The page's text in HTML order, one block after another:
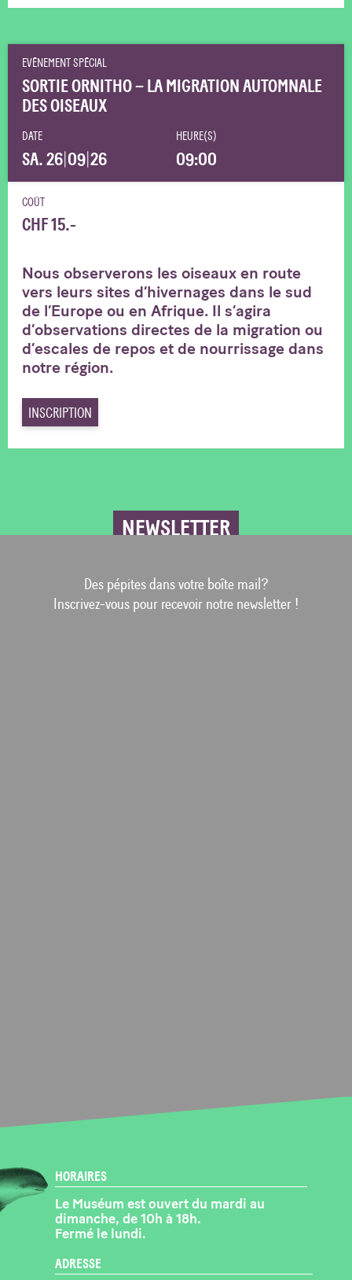
EVÉNEMENT SPÉCIAL
SORTIE ORNITHO – LA MIGRATION AUTOMNALE
DES OISEAUX
DATE
SA. 26|09|26
HEURE(S)
09:00
COÛT
CHF 15.-
Nous observerons les oiseaux en route
vers leurs sites d’hivernages dans le sud
de l’Europe ou en Afrique. Il s’agira
d’observations directes de la migration ou
d’escales de repos et de nourrissage dans
notre région.
INSCRIPTION
Des pépites dans votre boîte mail?
Inscrivez-vous pour recevoir notre newsletter !
NEWSLETTER
HORAIRES
Le Muséum est ouvert du mardi au
dimanche, de 10h à 18h.
Fermé le lundi.
ADRESSE